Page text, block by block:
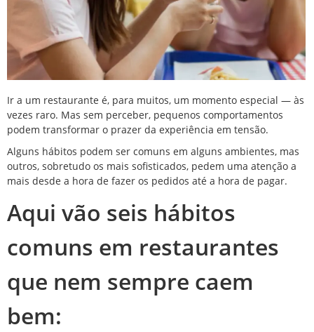
Ir a um restaurante é, para muitos, um momento especial — às
vezes raro. Mas sem perceber, pequenos comportamentos
podem transformar o prazer da experiência em tensão.
Alguns hábitos podem ser comuns em alguns ambientes, mas
outros, sobretudo os mais sofisticados, pedem uma atenção a
mais desde a hora de fazer os pedidos até a hora de pagar.
Aqui vão seis hábitos
comuns em restaurantes
que nem sempre caem
bem: